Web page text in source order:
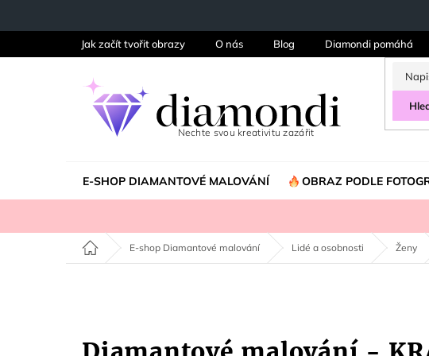
Jak začít tvořit obrazy O nás Blog Diamondi pomáhá
E-SHOP DIAMANTOVÉ MALOVÁNÍ OBRAZ PODLE
Domů E-shop Diamantové malování Lidé a osobnosti Ženy